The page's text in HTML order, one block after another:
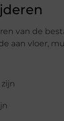
van de
aan vloer,